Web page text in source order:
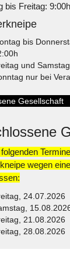
bis Freitag:
bis
und
nur bei
Gesellschaft
wegen
24.07.2026
21.08.2026
28.08.2026